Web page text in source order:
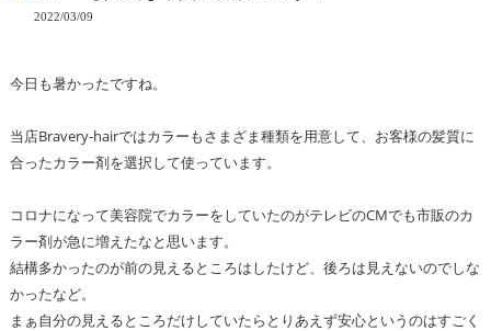
2022/03/09
今日も暑かったですね。
当店Bravery-hairではカラーもさまざま種類を用意して、お客様の髪質に
合ったカラー剤を選択して使っています。
コロナになって美容院でカラーをしていたのがテレビのCMでも市販のカ
ラー剤が急に増えたなと思います。
結構多かったのが前の見えるところはしたけど、後ろは見えないのでしな
かったなど。
まぁ自分の見えるところだけしていたらとりあえず安心というのはすごく